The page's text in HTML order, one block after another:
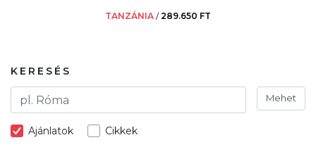
TANZÁNIA /289.650 FT
KERESÉS
Mehet
Ajánlatok Cikkek